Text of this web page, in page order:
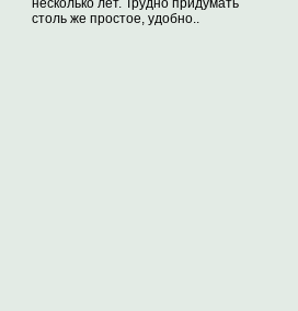
несколько лет. Трудно придумать
столь же простое, удобно..